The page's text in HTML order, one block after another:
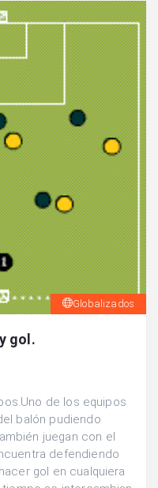
Globalizados
gol.
de los equipos
balón pudiendo
juegan con el
defendiendo
gol en cualquiera